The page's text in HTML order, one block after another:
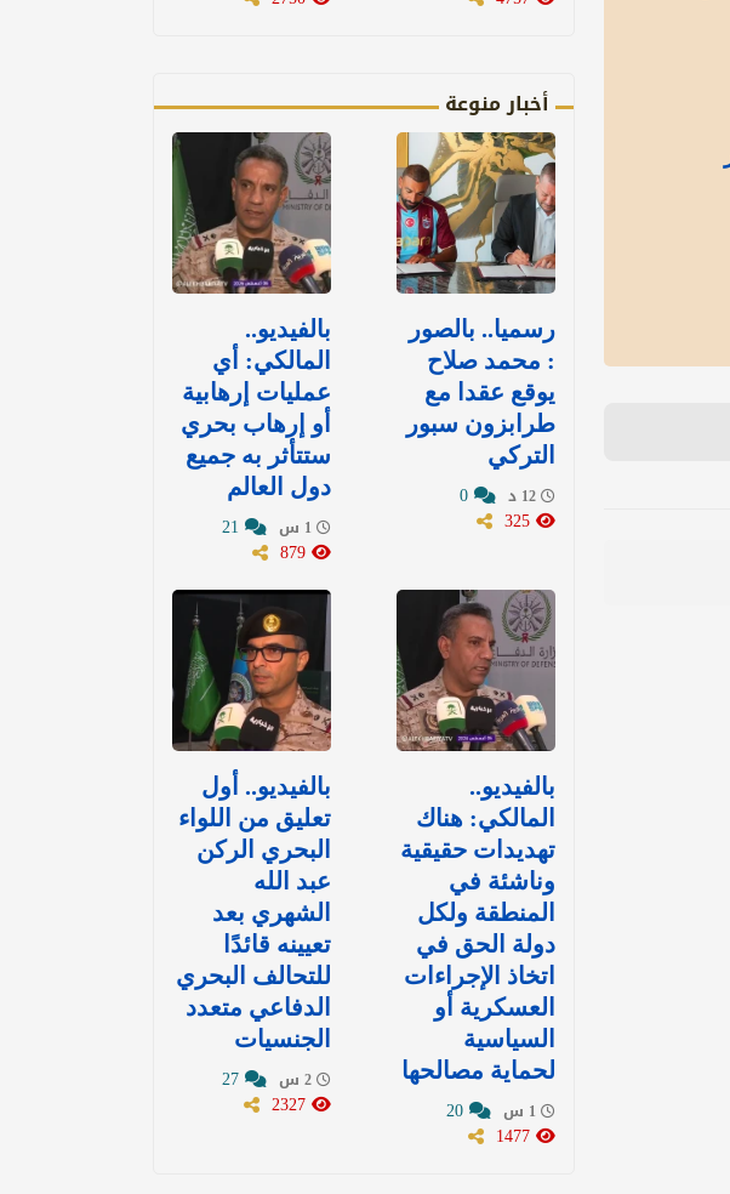
أخبار منوعة
رسميا.. بالصور
: محمد صلاح
يوقع عقدا مع
طرابزون سبور
التركي
بالفيديو..
المالكي: أي
عمليات إرهابية
أو إرهاب بحري
ستتأثر به جميع
دول العالم
بالفيديو..
المالكي: هناك
تهديدات حقيقية
وناشئة في
المنطقة ولكل
دولة الحق في
اتخاذ الإجراءات
العسكرية أو
السياسية
لحماية مصالحها
بالفيديو.. أول
تعليق من اللواء
البحري الركن
عبد الله
الشهري بعد
تعيينه قائدًا
للتحالف البحري
الدفاعي متعدد
الجنسيات